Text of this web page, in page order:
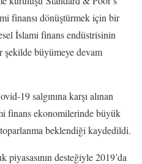
finansı dönüştürmek için bir
İslami finans endüstrisinin
büyümeye devam
19 salgınına karşı alınan
finans ekonomilerinde büyük
toparlanma beklendiği kaydedildi.
desteğiyle 2019’da